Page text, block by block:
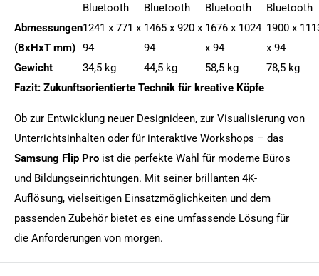
Bluetooth
Bluetooth
Bluetooth
Bluetooth
Abmessungen
(BxHxT mm)
1241 x 771 x
94
1465 x 920 x
94
1676 x 1024
x 94
1900 x
x 94
Gewicht
34,5 kg 44,5 kg 58,5 kg
78,5 kg
Fazit: Zukunftsorientierte Technik für kreative Köpfe
Ob zur Entwicklung neuer Designideen, zur Visualisierung von
Unterrichtsinhalten oder für interaktive Workshops – das
Samsung Flip Pro ist die perfekte Wahl für moderne Büros
und Bildungseinrichtungen. Mit seiner brillanten 4K-
Auflösung, vielseitigen Einsatzmöglichkeiten und dem
passenden Zubehör bietet es eine umfassende Lösung für
die Anforderungen von morgen.